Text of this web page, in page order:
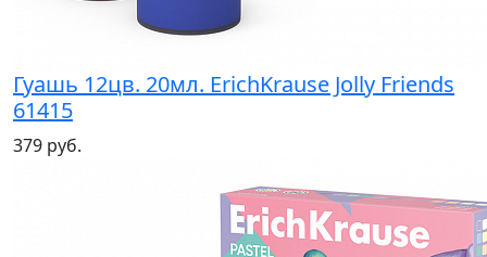
Гуашь 12цв. 20мл. ErichKrause Jolly Friends
61415
379 руб.